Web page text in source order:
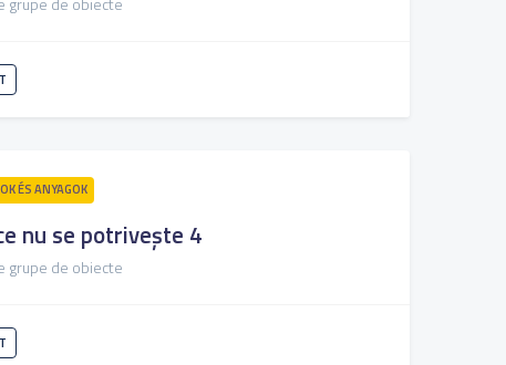
ÉS ANYAGOK
nu se potrivește 4
grupe de obiecte